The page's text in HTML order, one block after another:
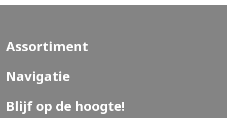
Assortiment
Navigatie
Blijf op de hoogte!